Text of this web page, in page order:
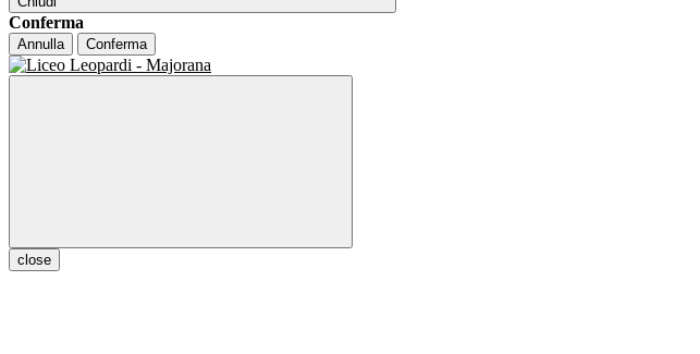
Conferma
Annulla Conferma
close